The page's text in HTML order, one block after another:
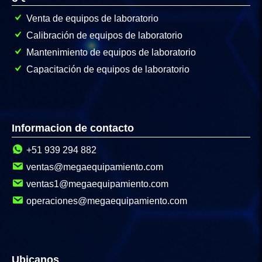
Venta de equipos de laboratorio
Calibración de equipos de laboratorio
Mantenimiento de equipos de laboratorio
Capacitación de equipos de laboratorio
Informacion de contacto
+51 939 294 882
ventas@megaequipamiento.com
ventas1@megaequipamiento.com
operaciones@megaequipamiento.com